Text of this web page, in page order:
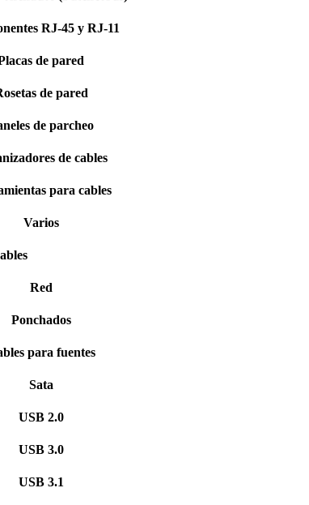
RJ-45 y RJ-11
de pared
de pared
de parcheo
de cables
para cables
Varios
Red
Ponchados
para fuentes
Sata
USB 2.0
USB 3.0
USB 3.1